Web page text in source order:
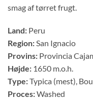
smag af tørret frugt.
Land: Peru
Region:San Ignacio
Provins: Provincia
Højde: 1650 m.o.h.
Type:Typica (mest),
Proces:Washed